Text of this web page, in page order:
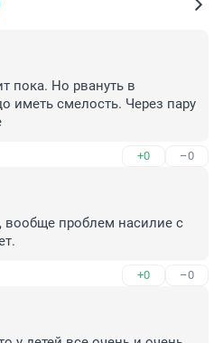
пока. Но рвануть в
иметь смелость. Через пару
+0 –0
вообще проблем насилие с
+0 –0